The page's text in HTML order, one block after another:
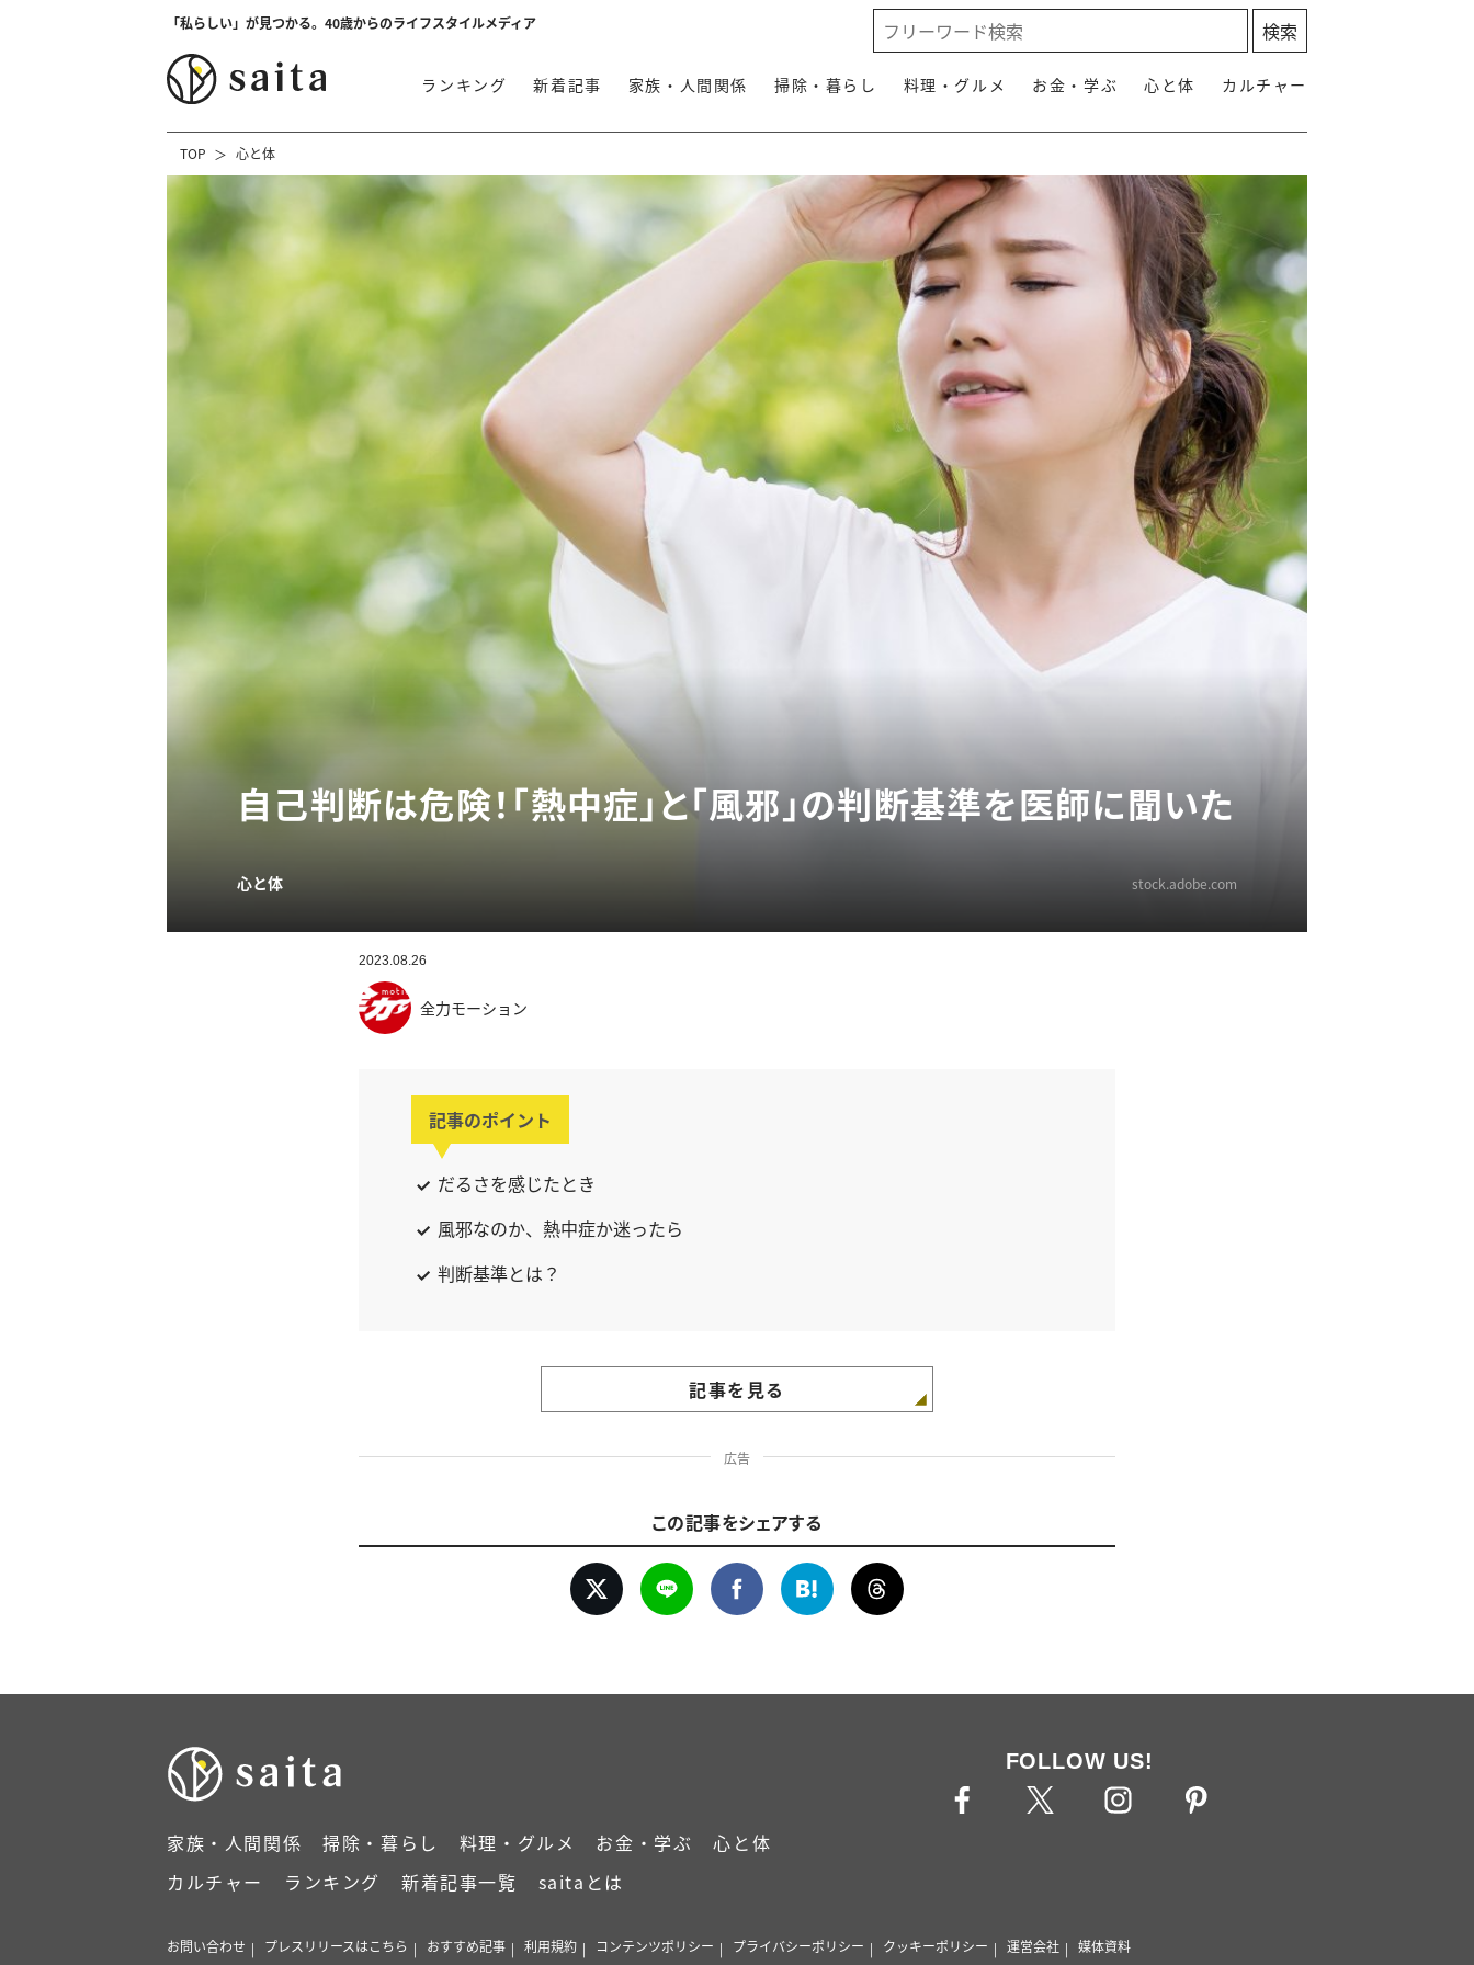
「私らしい」が見つかる。40歳からのライフスタイルメディア
ランキング 新着記事 家族・人間関係 掃除・暮らし 料理・グルメ お金・学ぶ 心と体 カルチャー
TOP 心と体
自己判断は危険！「熱中症」と「風邪」の判断基準を医師に聞いた
心と体 stock.adobe.com
2023.08.26
全力モーション
記事のポイント
だるさを感じたとき
風邪なのか、熱中症か迷ったら
判断基準とは？
記事を見る
広告
この記事をシェアする
家族・人間関係 掃除・暮らし 料理・グルメ お金・学ぶ
心と体
カルチャー
ランキング 新着記事一覧 saitaとは
FOLLOW US!
お問い合わせ プレスリリースはこちら おすすめ記事 利用規約 コンテンツポリシー プライバシーポリシー クッキーポリシー 運営会社 媒体資料